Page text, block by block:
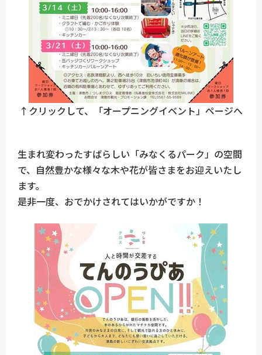
↑クリックして、「オープニングイベント」ページへ
生まれ変わったすばらしい「みなくるパーク」の空間
で、自然豊かな様々な木や花が皆さまをお迎えいたし
ます。
是非一度、おでかけされてはいかがですか！